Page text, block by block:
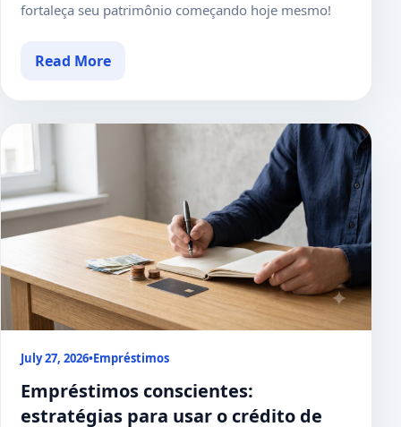
fortaleça seu patrimônio começando hoje mesmo!
Read More
July 27, 2026•Empréstimos
Empréstimos conscientes:
estratégias para usar o crédito de